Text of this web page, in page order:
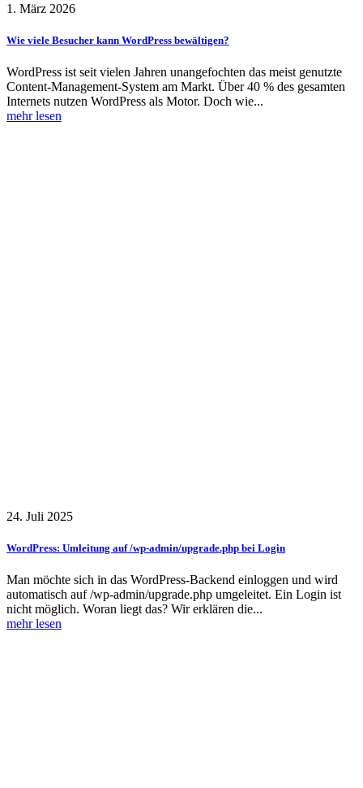
1. März 2026
Wie viele Besucher kann WordPress bewältigen?
WordPress ist seit vielen Jahren unangefochten das meist genutzte
Content-Management-System am Markt. Über 40 % des gesamten
Internets nutzen WordPress als Motor. Doch wie...
mehr lesen
24. Juli 2025
WordPress: Umleitung auf /wp-admin/upgrade.php bei Login
Man möchte sich in das WordPress-Backend einloggen und wird
automatisch auf /wp-admin/upgrade.php umgeleitet. Ein Login ist
nicht möglich. Woran liegt das? Wir erklären die...
mehr lesen